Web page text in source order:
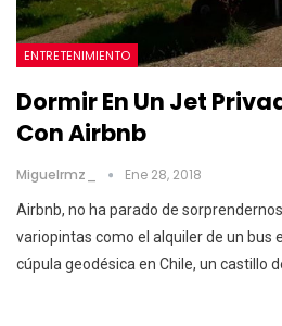
ENTRETENIMIENTO
Dormir En Un Jet
Con Airbnb
Miguelrmz_ Ene 28, 2018
Airbnb, no ha parado de
variopintas como el alquiler de un bus
cúpula geodésica en Chile, un castillo